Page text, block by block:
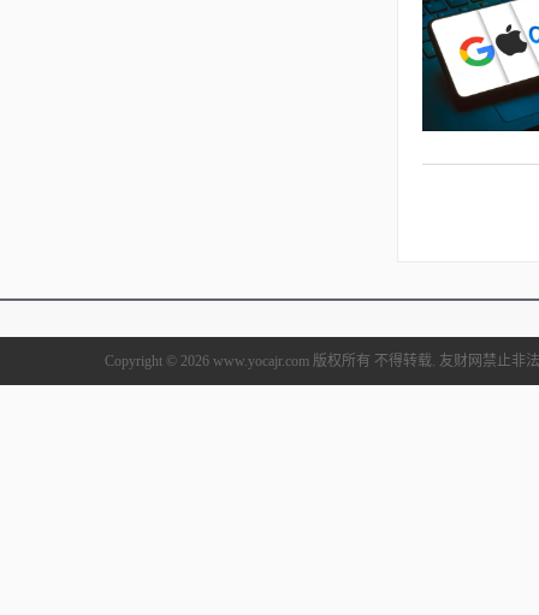
Copyright © 2026 www.yocajr.com 版权所有 不得转载. 友财网禁止非